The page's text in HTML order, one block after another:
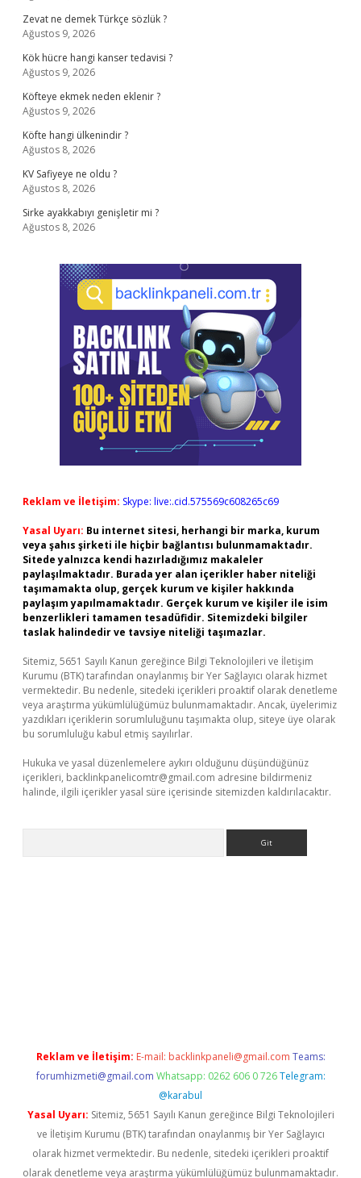
Zevat ne demek Türkçe sözlük ?
Ağustos 9, 2026
Kök hücre hangi kanser tedavisi ?
Ağustos 9, 2026
Köfteye ekmek neden eklenir ?
Ağustos 9, 2026
Köfte hangi ülkenindir ?
Ağustos 8, 2026
KV Safiyeye ne oldu ?
Ağustos 8, 2026
Sirke ayakkabıyı genişletir mi ?
Ağustos 8, 2026
Reklam ve İletişim: Skype: live:.cid.575569c608265c69
Yasal Uyarı: Bu internet sitesi, herhangi bir marka, kurum
veya şahıs şirketi ile hiçbir bağlantısı bulunmamaktadır.
Sitede yalnızca kendi hazırladığımız makaleler
paylaşılmaktadır. Burada yer alan içerikler haber niteliği
taşımamakta olup, gerçek kurum ve kişiler hakkında
paylaşım yapılmamaktadır. Gerçek kurum ve kişiler ile isim
benzerlikleri tamamen tesadüfidir. Sitemizdeki bilgiler
taslak halindedir ve tavsiye niteliği taşımazlar.
Sitemiz, 5651 Sayılı Kanun gereğince Bilgi Teknolojileri ve İletişim
Kurumu (BTK) tarafından onaylanmış bir Yer Sağlayıcı olarak hizmet
vermektedir. Bu nedenle, sitedeki içerikleri proaktif olarak denetleme
veya araştırma yükümlülüğümüz bulunmamaktadır. Ancak, üyelerimiz
yazdıkları içeriklerin sorumluluğunu taşımakta olup, siteye üye olarak
bu sorumluluğu kabul etmiş sayılırlar.
Hukuka ve yasal düzenlemelere aykırı olduğunu düşündüğünüz
içerikleri, backlinkpanelicomtr@gmail.com adresine bildirmeniz
halinde, ilgili içerikler yasal süre içerisinde sitemizden kaldırılacaktır.
Reklam ve İletişim: E-mail: backlinkpaneli@gmail.com Teams:
forumhizmeti@gmail.com Whatsapp: 0262 606 0 726 Telegram:
@karabul
Yasal Uyarı: Sitemiz, 5651 Sayılı Kanun gereğince Bilgi Teknolojileri
ve İletişim Kurumu (BTK) tarafından onaylanmış bir Yer Sağlayıcı
olarak hizmet vermektedir. Bu nedenle, sitedeki içerikleri proaktif
olarak denetleme veya araştırma yükümlülüğümüz bulunmamaktadır.